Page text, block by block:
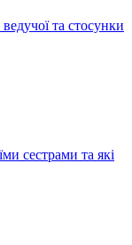
та стосунки
сестрами та які